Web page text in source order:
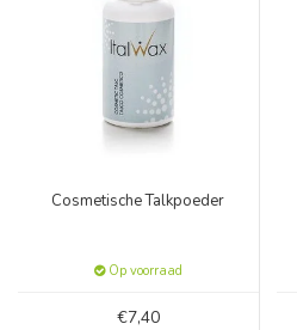
Cosmetische Talkpoeder
Op voorraad
€7,40